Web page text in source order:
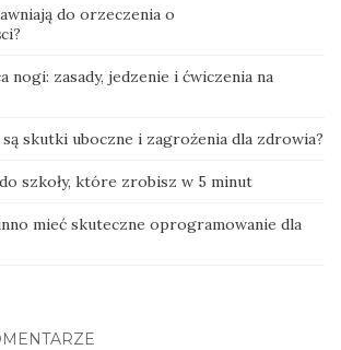
do orzeczenia o
nogi: zasady, jedzenie i ćwiczenia na
są skutki uboczne i zagrożenia dla zdrowia?
szkoły, które zrobisz w 5 minut
mieć skuteczne oprogramowanie dla